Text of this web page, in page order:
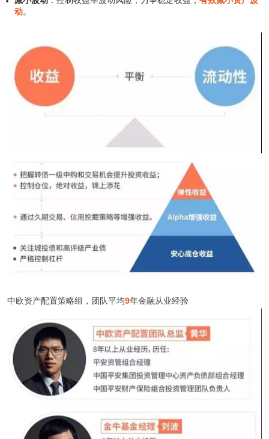
动。
中欧资产配置策略组，团队平均9年金融从业经验